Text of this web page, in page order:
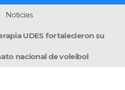
Noticias
UDES fortalecieron su
nacional de voleibol